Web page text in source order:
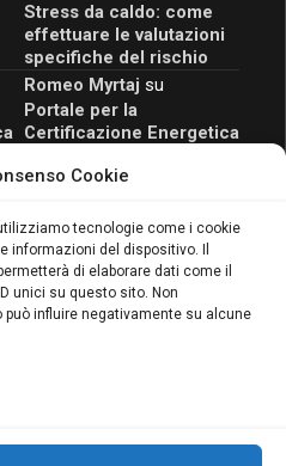
Cookie
tecnologie come i cookie
informazioni del dispositivo. Il
di elaborare dati come il
unici su questo sito. Non
influire negativamente su alcune
Stress da caldo: come
effettuare le valutazioni
specifiche del rischio
Romeo Myrtaj su
Portale per la
Certificazione Energetica
scopri il Corso Blumatica